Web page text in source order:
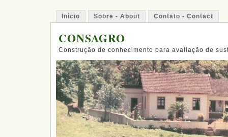
Início Sobre - About Contato - Contact
CONSAGRO
Construção de conhecimento para avaliação de